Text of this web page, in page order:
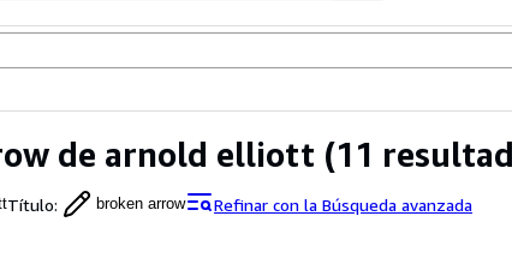
de arnold elliott (11
Título: broken arrow Refinar con la Búsqueda avanzada